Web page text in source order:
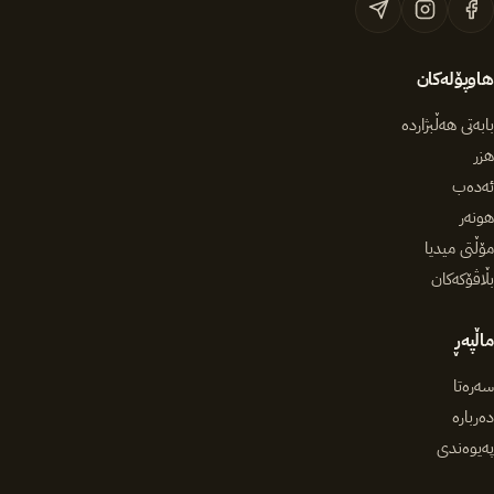
هاوپۆلەکان
بابەتی هەڵبژاردە
هزر
ئەدەب
هونەر
مۆڵتی میدیا
بڵاڤۆکەکان
ماڵپەڕ
سەرەتا
دەربارە
پەیوەندی